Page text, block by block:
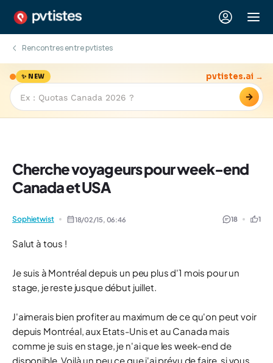
Rencontres entre pvtistes
✨ NEW
→
pvtistes.ai →
Cherche voyageurs pour week-end
Canada et USA
Sophietwist 18/02/15, 06:46 18 1
Salut à tous !
Je suis à Montréal depuis un peu plus d'1 mois pour un
stage, je reste jusque début juillet.
J'aimerais bien profiter au maximum de ce qu'on peut voir
depuis Montréal, aux Etats-Unis et au Canada mais
comme je suis en stage, je n'ai que les week-end de
disponible. Voilà un peu ce que j'ai prévu de faire, si vous